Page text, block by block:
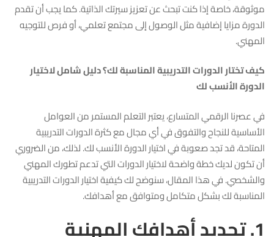
موثوقة، خاصة إذا كنت تبحث عن تعزيز سيرتك الذاتية. كما يجب أن تقدم
الدورة مزايا إضافية مثل الوصول إلى مجتمع تعلمي، أو فرص للتوجيه
المهني.
كيف تختار الدورات التدريبية المناسبة لك؟ دليل شامل لاختيار
الدورة الأنسب لك
في عصرنا الرقمي المتسارع، يعتبر التعلم المستمر من العوامل
الأساسية للنجاح والتفوق في أي مجال مع كثرة الدورات التدريبية
المتاحة، قد تجد صعوبة في اختيار الدورة الأنسب لك. لذلك، من الضروري
أن تكون لديك خطة واضحة لاختيار الدورات التي تدعم تطورك المهني
والشخصي. في هذا المقال، سنوضح لك كيفية اختيار الدورات التدريبية
المناسبة لك بشكل متكامل ومتوافق مع أهدافك.
1. تحديد أهدافك المهنية